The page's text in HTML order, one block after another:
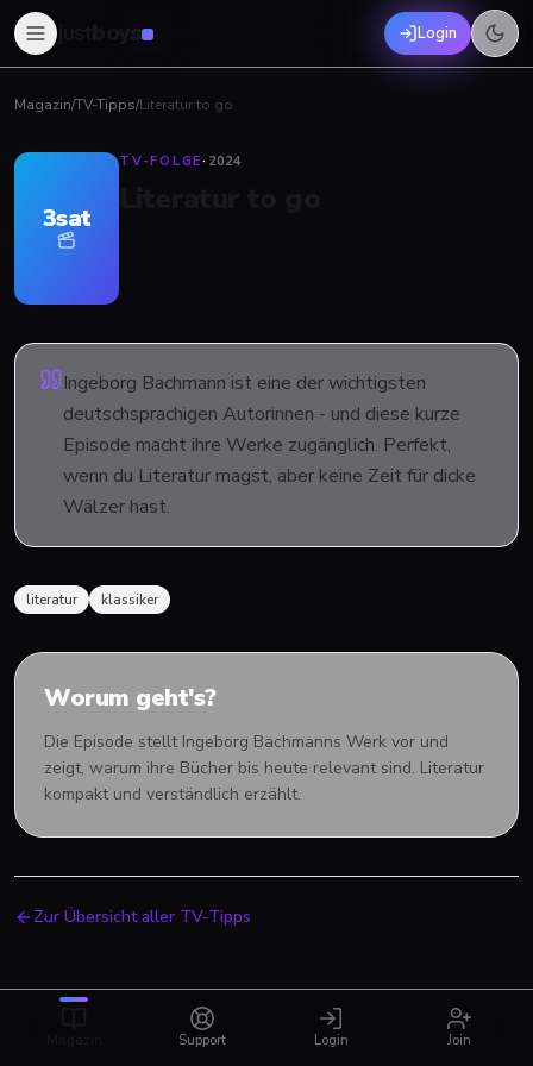
boys Login
Magazin/TV-Tipps/Literatur to go
3sat
TV-FOLGE· 2024
Ingeborg Bachmann ist eine der wichtigsten
deutschsprachigen Autorinnen - und diese kurze
Episode macht ihre Werke zugänglich. Perfekt,
wenn du Literatur magst, aber keine Zeit für dicke
Wälzer hast.
literatur klassiker
Worum geht's?
Die Episode stellt Ingeborg Bachmanns Werk vor und
zeigt, warum ihre Bücher bis heute relevant sind. Literatur
kompakt und verständlich erzählt.
Zur Übersicht aller TV-Tipps
Support Login Join